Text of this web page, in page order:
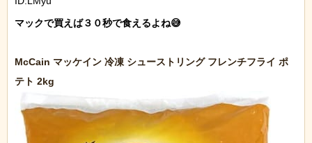
マックで買えば３０秒で食えるよね😅
McCain マッケイン 冷凍 シューストリング フレンチフライ ポ